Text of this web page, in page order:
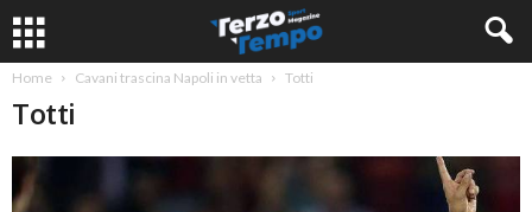
Home Cavani trascina Napoli in vetta Totti
Totti